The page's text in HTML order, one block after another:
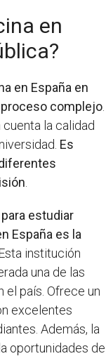
en
en España en
complejo
la calidad
Es
estudiar
España es la
Esta institución
una de las
el país. Ofrece un
excelentes
Además, la
oportunidades de